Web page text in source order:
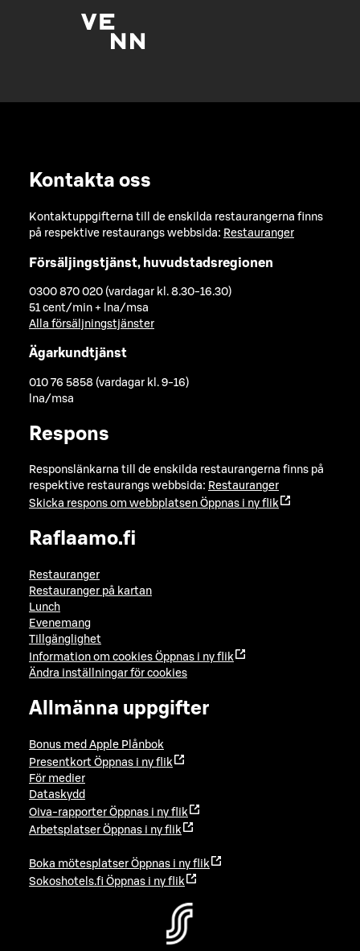
Kontakta oss
Kontaktuppgifterna till de enskilda restaurangerna finns
på respektive restaurangs webbsida: Restauranger
Försäljingstjänst, huvudstadsregionen
0300 870 020 (vardagar kl. 8.30-16.30)
51 cent/min + lna/msa
Alla försäljningstjänster
Ägarkundtjänst
010 76 5858 (vardagar kl. 9-16)
lna/msa
Respons
Responslänkarna till de enskilda restaurangerna finns på
respektive restaurangs webbsida: Restauranger
Skicka respons om webbplatsen Öppnas i ny flik
Raflaamo.fi
Restauranger
Restauranger på kartan
Lunch
Evenemang
Tillgänglighet
Information om cookies Öppnas i ny flik
Ändra inställningar för cookies
Allmänna uppgifter
Bonus med Apple Plånbok
Presentkort Öppnas i ny flik
För medier
Dataskydd
Oiva-rapporter Öppnas i ny flik
Arbetsplatser Öppnas i ny flik
Boka mötesplatser Öppnas i ny flik
Sokoshotels.fi Öppnas i ny flik